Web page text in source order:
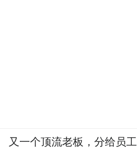
又一个顶流老板，分给员工